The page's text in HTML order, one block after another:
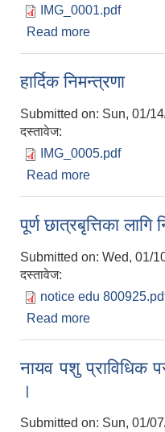
IMG_0001.pdf
Read more
हार्दिक निमन्त्रणा
Submitted on: Sun, 01/
दस्तावेज:
IMG_0005.pdf
Read more
पूर्ण छात्रबृत्तिका
Submitted on: Wed, 01/
दस्तावेज:
notice edu
Read more
नायव पशु प्राविधिक
।
Submitted on: Sun, 01/